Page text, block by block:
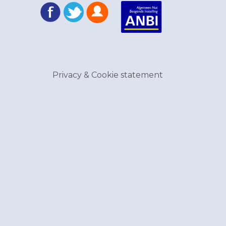
Privacy & Cookie statement